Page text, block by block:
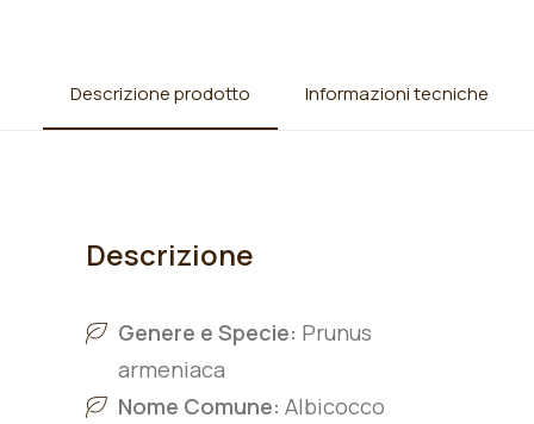
Descrizione prodotto Informazioni tecniche
Descrizione
Genere e Specie: Prunus
armeniaca
Nome Comune: Albicocco